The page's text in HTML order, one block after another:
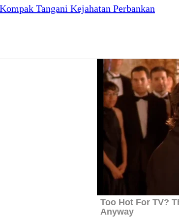
Tangani Kejahatan Perbankan